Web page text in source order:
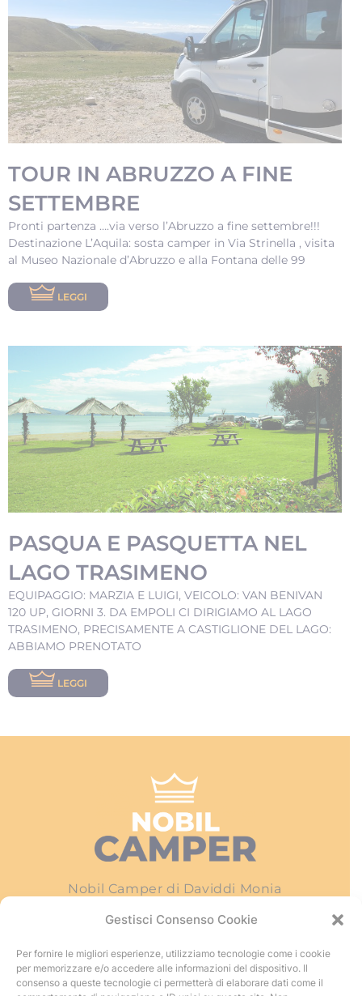
Gestisci Consenso Cookie
Per fornire le migliori esperienze, utilizziamo tecnologie come i cookie
per memorizzare e/o accedere alle informazioni del dispositivo. Il
consenso a queste tecnologie ci permetterà di elaborare dati come il
TOUR IN ABRUZZO A FINE
SETTEMBRE
Pronti partenza ….via verso l’Abruzzo a fine settembre!!!
Destinazione L’Aquila: sosta camper in Via Strinella , visita
al Museo Nazionale d’Abruzzo e alla Fontana delle 99
LEGGI
PASQUA E PASQUETTA NEL
LAGO TRASIMENO
EQUIPAGGIO: MARZIA E LUIGI, VEICOLO: VAN BENIVAN
120 UP, GIORNI 3. DA EMPOLI CI DIRIGIAMO AL LAGO
TRASIMENO, PRECISAMENTE A CASTIGLIONE DEL LAGO:
ABBIAMO PRENOTATO
LEGGI
Nobil Camper di Daviddi Monia
Piazza Italia, 15 – 53045 Montepulciano Stazione
Tel e Fax:+39 (0578) 73 84 04
e-mail:info@nobilcamper.it